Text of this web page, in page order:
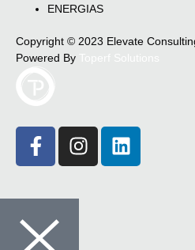
ENERGIAS
Copyright © 2023 Elevate
Powered By